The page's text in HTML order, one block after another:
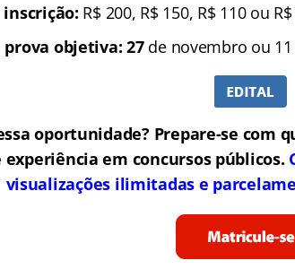
inscrição: R$ 200, R$ 150, R$ 110 ou
prova objetiva: 27 de novembro ou
oportunidade? Prepare-se com
experiência em concursos públicos.
visualizações ilimitadas e